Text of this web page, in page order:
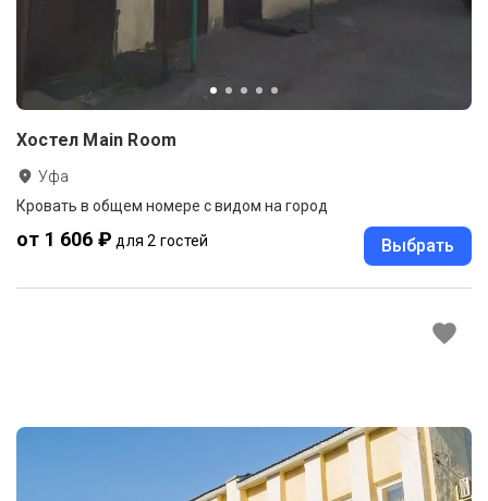
Хостел Main Room
Уфа
Кровать в общем номере с видом на город
от 1 606 ₽ для 2 гостей Выбрать